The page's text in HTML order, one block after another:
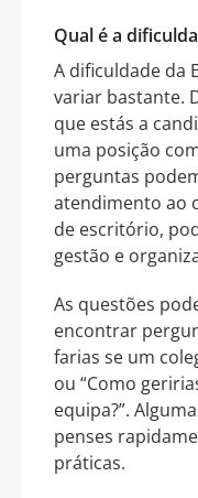
Qual é a
A dificuldade da
variar bastante.
que estás a
uma posição
perguntas
atendimento ao
de escritório,
gestão e
As questões
encontrar
farias se um
ou “Como
equipa?”.
penses
práticas.